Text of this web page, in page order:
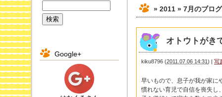
» 2011 » 7月 のブロ
オトウトがき
kiku8796 (2011.07.06 14:31) | 写
早いもので、息子が我が家に
慣れない育児で自信を喪失し
Google+